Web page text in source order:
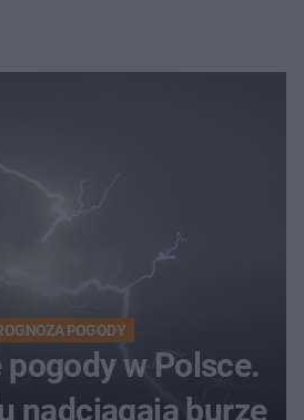
POGODY
pogody w Polsce.
nadciągają burze